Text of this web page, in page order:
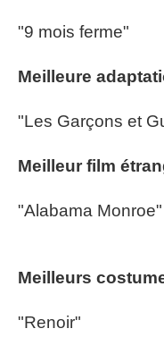
"9 mois ferme"
Meilleure
"Les Garçons et
Meilleur film
"Alabama Monroe"
Meilleurs
"Renoir"